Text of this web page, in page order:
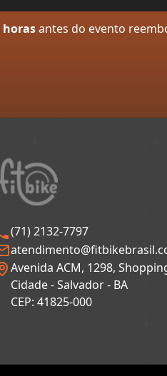
horasantes do evento
(71) 2132-7797
Avenida ACM, 1298,
Cidade - Salvador - BA
CEP: 41825-000